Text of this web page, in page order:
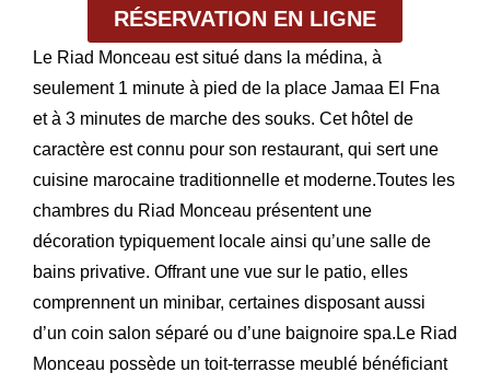
RÉSERVATION EN LIGNE
Le Riad Monceau est situé dans la médina, à
seulement 1 minute à pied de la place Jamaa El Fna
et à 3 minutes de marche des souks. Cet hôtel de
caractère est connu pour son restaurant, qui sert une
cuisine marocaine traditionnelle et moderne.Toutes les
chambres du Riad Monceau présentent une
décoration typiquement locale ainsi qu’une salle de
bains privative. Offrant une vue sur le patio, eIles
comprennent un minibar, certaines disposant aussi
d’un coin salon séparé ou d’une baignoire spa.Le Riad
Monceau possède un toit-terrasse meublé bénéficiant